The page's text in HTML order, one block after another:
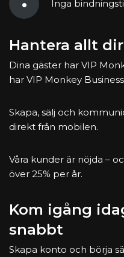
Inga
Hantera allt
Dina gäster har VIP
har VIP Monkey
Skapa, sälj och
direkt från mobilen.
Våra kunder är nöjda –
över 25% per år.
Kom igång
snabbt
Skapa konto och börja